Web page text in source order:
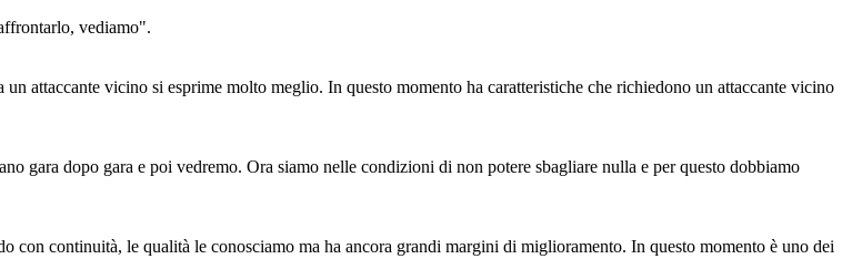
vediamo".
attaccante vicino si esprime molto meglio. In questo momento ha caratteristiche che richiedono un attaccante vicino
gara dopo gara e poi vedremo. Ora siamo nelle condizioni di non potere sbagliare nulla e per questo dobbiamo
continuità, le qualità le conosciamo ma ha ancora grandi margini di miglioramento. In questo momento è uno dei